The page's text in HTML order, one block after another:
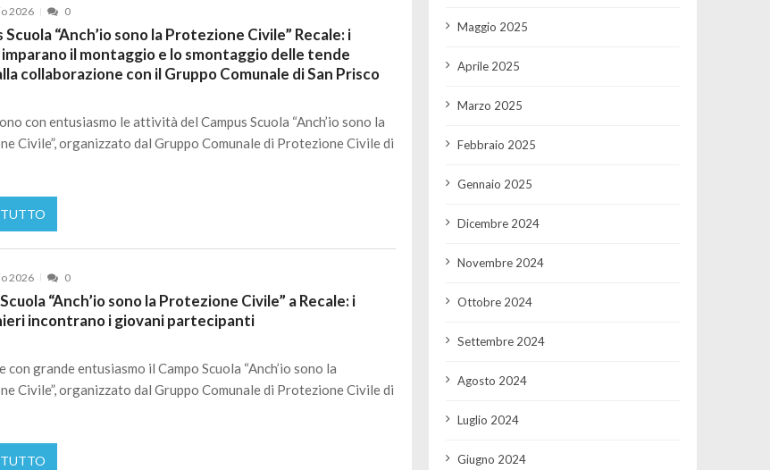
2026 0
Scuola “Anch’io sono la Protezione Civile” Recale: i
il montaggio e lo smontaggio delle tende
collaborazione con il Gruppo Comunale di San Prisco
con entusiasmo le attività del Campus Scuola “Anch’io sono la
Civile”, organizzato dal Gruppo Comunale di Protezione Civile di
2026 0
“Anch’io sono la Protezione Civile” a Recale: i
incontrano i giovani partecipanti
con grande entusiasmo il Campo Scuola “Anch’io sono la
Civile”, organizzato dal Gruppo Comunale di Protezione Civile di
Maggio 2025
Aprile 2025
Marzo 2025
Febbraio 2025
Gennaio 2025
Dicembre 2024
Novembre 2024
Ottobre 2024
Settembre 2024
Agosto 2024
Luglio 2024
Giugno 2024